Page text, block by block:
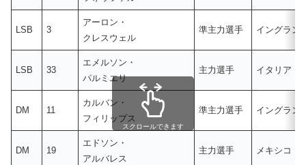
LSB 3
アーロン・
クレスウェル
準主力選手 イングラン
LSB 33
エメルソン・
パルミエリ
主力選手 イタリア
DM 11
カルバン・
フィリップス
準主力選手 イングラン
DM 19
エドソン・
アルバレス
主力選手 メキシコ
スクロールできます